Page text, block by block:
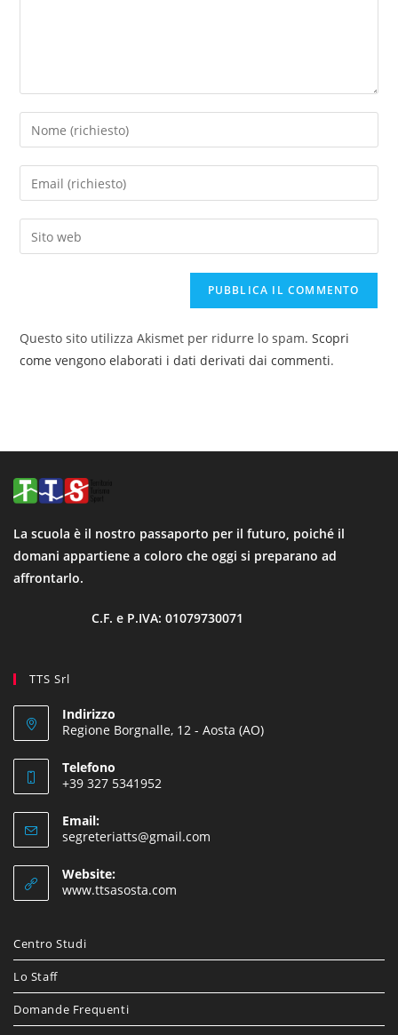
Questo sito utilizza Akismet per ridurre lo spam.Scopri
come vengono elaborati i dati derivati dai commenti.
La scuola è il nostro passaporto per il futuro, poiché il
domani appartiene a coloro che oggi si preparano ad
affrontarlo.
C.F. e P.IVA: 01079730071
TTS Srl
Indirizzo
Regione Borgnalle, 12 - Aosta (AO)
Telefono
+39 327 5341952
Email:
segreteriatts@gmail.com
Website:
www.ttsasosta.com
Centro Studi
Lo Staff
Domande Frequenti